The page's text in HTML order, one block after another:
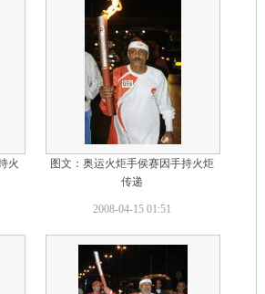
火
图文：奥运火炬手侯赛因手持火炬
传递
2008-04-15 01:51